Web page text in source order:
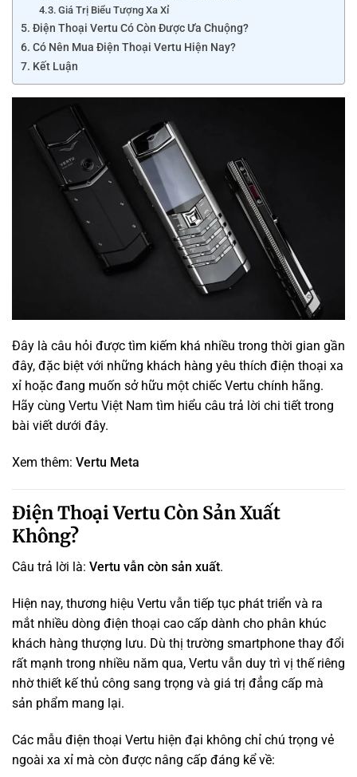
Giá Trị Biểu Tượng Xa Xỉ
Điện Thoại Vertu Có Còn Được Ưa Chuộng?
Có Nên Mua Điện Thoại Vertu Hiện Nay?
Kết Luận
Đây là câu hỏi được tìm kiếm khá nhiều trong thời gian gần
đây, đặc biệt với những khách hàng yêu thích điện thoại xa
xỉ hoặc đang muốn sở hữu một chiếc Vertu chính hãng.
Hãy cùng Vertu Việt Nam tìm hiểu câu trả lời chi tiết trong
bài viết dưới đây.
Xem thêm: Vertu Meta
Điện Thoại Vertu Còn Sản Xuất
Không?
Câu trả lời là: Vertu vẫn còn sản xuất.
Hiện nay, thương hiệu Vertu vẫn tiếp tục phát triển và ra
mắt nhiều dòng điện thoại cao cấp dành cho phân khúc
khách hàng thượng lưu. Dù thị trường smartphone thay đổi
rất mạnh trong nhiều năm qua, Vertu vẫn duy trì vị thế riêng
nhờ thiết kế thủ công sang trọng và giá trị đẳng cấp mà
sản phẩm mang lại.
Các mẫu điện thoại Vertu hiện đại không chỉ chú trọng vẻ
ngoài xa xỉ mà còn được nâng cấp đáng kể về: